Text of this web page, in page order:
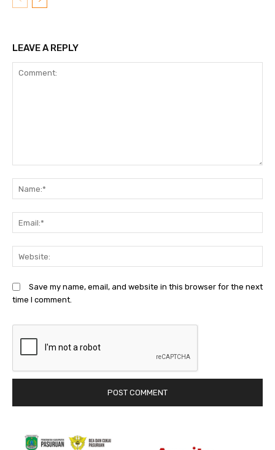
LEAVE A REPLY
Save my name, email, and website in this browser for the next
time I comment.